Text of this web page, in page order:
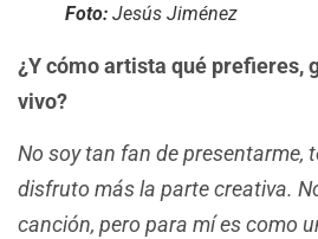
Foto: Jesús Jiménez
¿Y cómo artista qué prefieres,
vivo?
No soy tan fan de presentarme,
disfruto más la parte creativa.
canción, pero para mí es como